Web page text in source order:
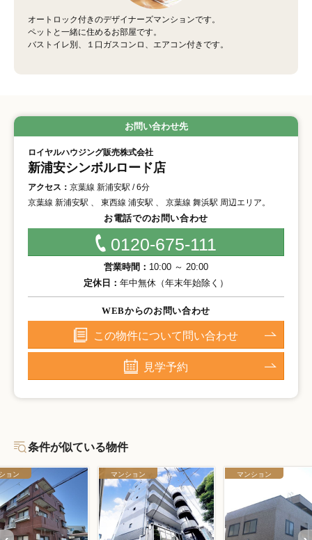
オートロック付きのデザイナーズマンションです。
ペットと一緒に住めるお部屋です。
バストイレ別、１口ガスコンロ、エアコン付きです。
お問い合わせ先
ロイヤルハウジング販売株式会社
新浦安シンボルロード店
アクセス： 京葉線 新浦安駅 / 6分
京葉線 新浦安駅 、 東西線 浦安駅 、 京葉線 舞浜駅 周辺エリア。
お電話でのお問い合わせ
0120-675-111
営業時間： 10:00 ～ 20:00
定休日： 年中無休（年末年始除く）
WEBからのお問い合わせ
この物件について問い合わせ
見学予約
条件が似ている物件
ョン マンション マンション